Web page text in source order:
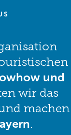
und
wir das
machen
.